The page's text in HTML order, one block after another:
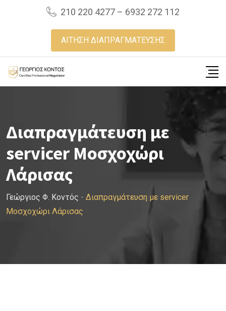
210 220 4277 – 6932 272 112
ΑΙΤΗΣΗ ΔΙΑΠΡΑΓΜΑΤΕΥΣΗΣ
Διαπραγμάτευση με
servicer Μοσχοχώρι
Λάρισας
Γεώργιος Φ. Κοντός - Διαπραγμάτευση με servicer
Μοσχοχώρι Λάρισας